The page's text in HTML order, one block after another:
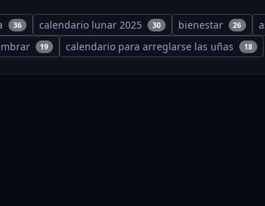
36 calendario lunar 2025 30 bienestar 26
19 calendario para arreglarse las uñas 18